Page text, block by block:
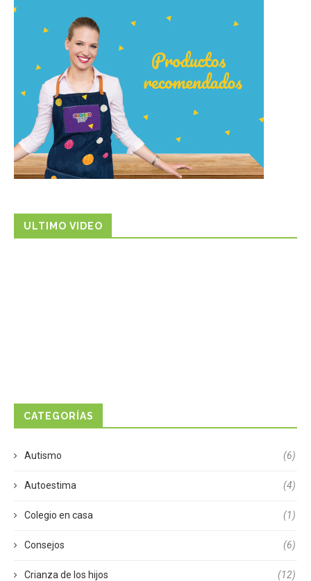
ULTIMO VIDEO
CATEGORÍAS
Autismo (6)
Autoestima (4)
Colegio en casa (1)
Consejos (6)
Crianza de los hijos (12)